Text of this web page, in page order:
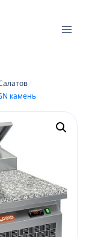
/
камень